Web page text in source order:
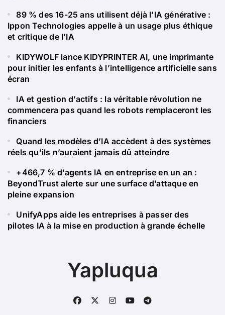
89 % des 16-25 ans utilisent déjà l’IA générative :
Ippon Technologies appelle à un usage plus éthique
et critique de l’IA
KIDYWOLF lance KIDYPRINTER AI, une imprimante
pour initier les enfants à l’intelligence artificielle sans
écran
IA et gestion d’actifs : la véritable révolution ne
commencera pas quand les robots remplaceront les
financiers
Quand les modèles d’IA accèdent à des systèmes
réels qu’ils n’auraient jamais dû atteindre
+466,7 % d’agents IA en entreprise en un an :
BeyondTrust alerte sur une surface d’attaque en
pleine expansion
UnifyApps aide les entreprises à passer des
pilotes IA à la mise en production à grande échelle
Yapluqua